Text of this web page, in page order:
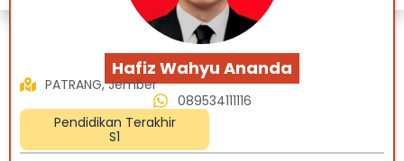
Hafiz Wahyu Ananda
Pendidikan Terakhir
S1
089534111116
PATRANG, Jember